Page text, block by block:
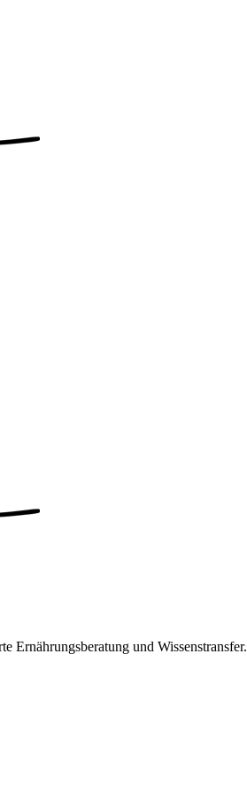
Ernährungsberatung und Wissenstransfer.